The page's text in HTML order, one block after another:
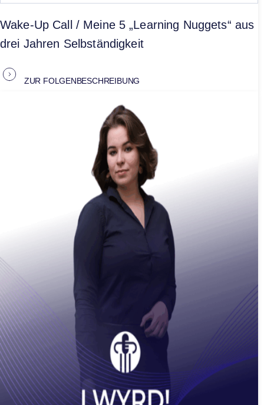
Wake-Up Call / Meine 5 „Learning Nuggets“ aus
drei Jahren Selbständigkeit
ZUR FOLGENBESCHREIBUNG